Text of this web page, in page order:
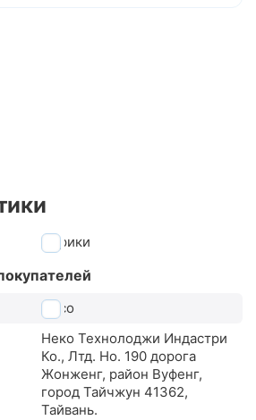
шарики
Neco
Неко Технолоджи Индастри
Ко., Лтд. Но. 190 дорога
Жонженг, район Вуфенг,
город Тайчжун 41362,
Тайвань.